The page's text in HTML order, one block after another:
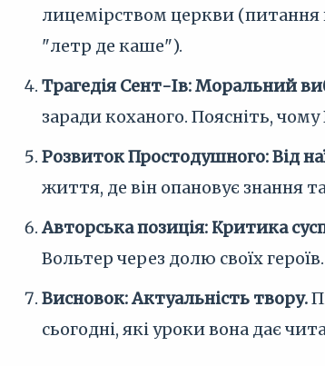
лицемірством церкви (питання
"летр де каше").
Трагедія Сент-Ів: Моральний
заради коханого. Поясніть,
Розвиток Простодушного: Від
життя, де він опановує знання
Авторська позиція: Критика
Вольтер через долю своїх
Висновок: Актуальність твору.
сьогодні, які уроки вона дає